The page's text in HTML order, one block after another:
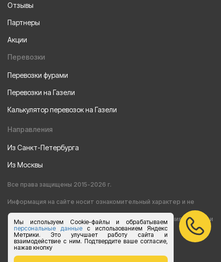
Мы используем Cookie-файлы и обрабатываем
персональные данныес использованием Яндекс
Метрики. Это улучшает работу сайта и
взаимодействие с ним. Подтвердите ваше согласие,
нажав кнопку
Отзывы
Партнеры
Акции
Перевозки
Перевозки фурами
Перевозки на Газели
Калькулятор перевозок на Газели
Направления
Из Санкт-Петербурга
Из Москвы
Все права защищены 2015-2026 г.
Информация на сайте носит ознакомительный характер и не
является публичной офертой, определяемой положениями статьи
437 Гражданского кодекса РФ